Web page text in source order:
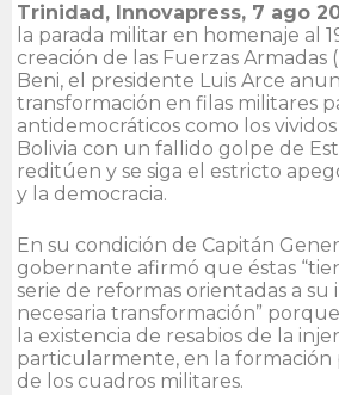
Trinidad, Innovapress, 7 ago
la parada militar en homenaje al
creación de las Fuerzas Armadas
Beni, el presidente Luis Arce
transformación en filas militares
antidemocráticos como los
Bolivia con un fallido golpe de
reditúen y se siga el estricto
y la democracia.
En su condición de Capitán
gobernante afirmó que éstas
serie de reformas orientadas a su
necesaria transformación”
la existencia de resabios de la
particularmente, en la formación
de los cuadros militares.